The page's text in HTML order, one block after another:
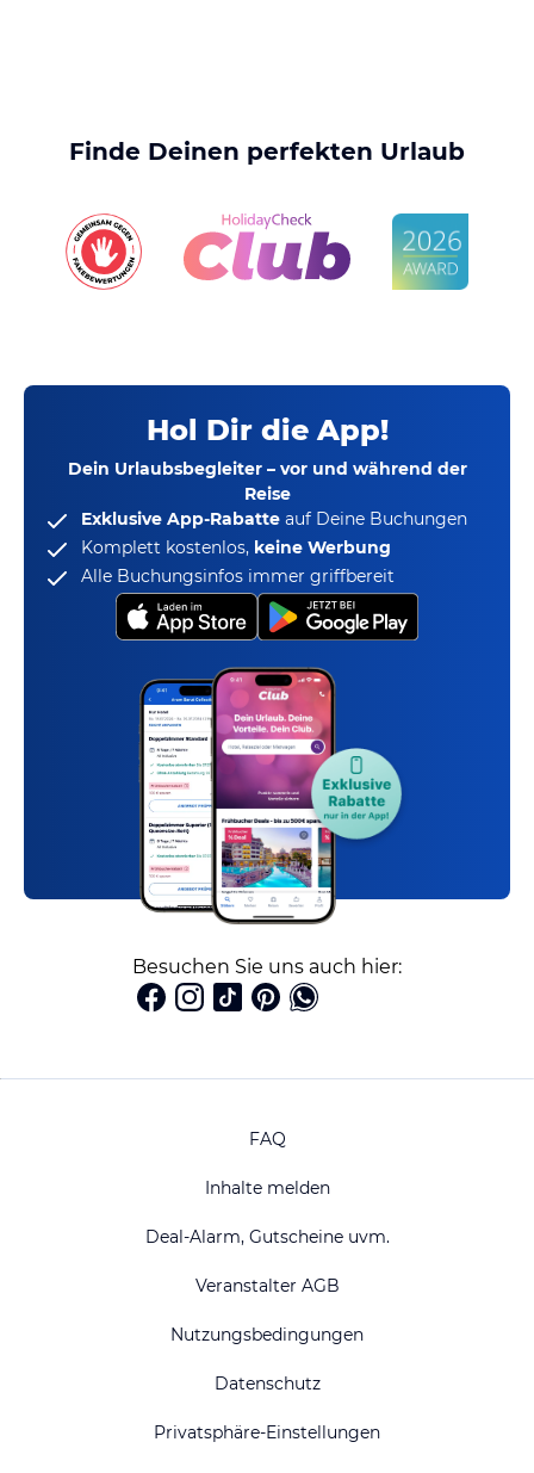
Finde Deinen perfekten Urlaub
Hol Dir die App!
Dein Urlaubsbegleiter – vor und während der
Reise
Exklusive App-Rabatte auf Deine Buchungen
Komplett kostenlos, keine Werbung
Alle Buchungsinfos immer griffbereit
Besuchen Sie uns auch hier:
FAQ
Inhalte melden
Deal-Alarm, Gutscheine uvm.
Veranstalter AGB
Nutzungsbedingungen
Datenschutz
Privatsphäre-Einstellungen